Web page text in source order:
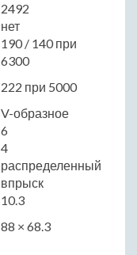
2492
нет
190 / 140 при
6300
222 при 5000
V-образное
6
4
распределенный
впрыск
10.3
88 × 68.3